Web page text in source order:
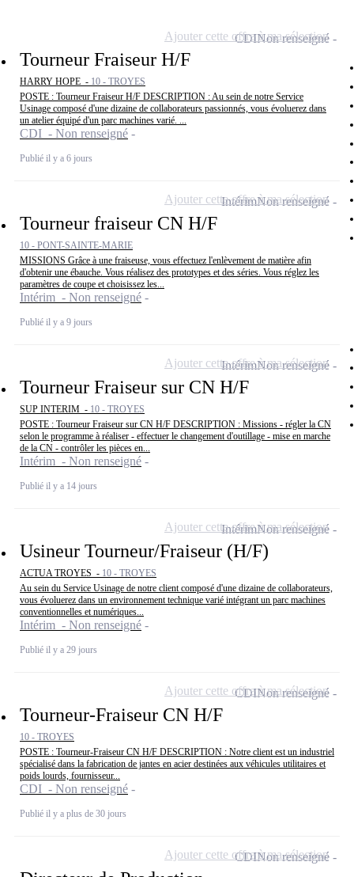
Tourneur Fraiseur H/F
HARRY HOPE - 10 - TROYES
POSTE : Tourneur Fraiseur H/F DESCRIPTION : Au sein de notre Service
Usinage composé d'une dizaine de collaborateurs passionnés, vous évoluerez dans
un atelier équipé d'un parc machines varié. ...
CDI - Non renseigné
Publié il y a 6 jours
CDINon renseigné
Ajouter cette offre à ma sélection
Tourneur fraiseur CN H/F
10 - PONT-SAINTE-MARIE
MISSIONS Grâce à une fraiseuse, vous effectuez l'enlèvement de matière afin
d'obtenir une ébauche. Vous réalisez des prototypes et des séries. Vous réglez les
paramètres de coupe et choisissez les...
Intérim - Non renseigné
Publié il y a 9 jours
IntérimNon renseigné
Ajouter cette offre à ma sélection
Tourneur Fraiseur sur CN H/F
SUP INTERIM - 10 - TROYES
POSTE : Tourneur Fraiseur sur CN H/F DESCRIPTION : Missions - régler la CN
selon le programme à réaliser - effectuer le changement d'outillage - mise en marche
de la CN - contrôler les pièces en...
Intérim - Non renseigné
Publié il y a 14 jours
IntérimNon renseigné
Ajouter cette offre à ma sélection
Usineur Tourneur/Fraiseur (H/F)
ACTUA TROYES - 10 - TROYES
Au sein du Service Usinage de notre client composé d'une dizaine de collaborateurs,
vous évoluerez dans un environnement technique varié intégrant un parc machines
conventionnelles et numériques...
Intérim - Non renseigné
Publié il y a 29 jours
IntérimNon renseigné
Ajouter cette offre à ma sélection
Tourneur-Fraiseur CN H/F
10 - TROYES
POSTE : Tourneur-Fraiseur CN H/F DESCRIPTION : Notre client est un industriel
spécialisé dans la fabrication de jantes en acier destinées aux véhicules utilitaires et
poids lourds, fournisseur...
CDI - Non renseigné
Publié il y a plus de 30 jours
CDINon renseigné
Ajouter cette offre à ma sélection
CDINon renseigné
Ajouter cette offre à ma sélection